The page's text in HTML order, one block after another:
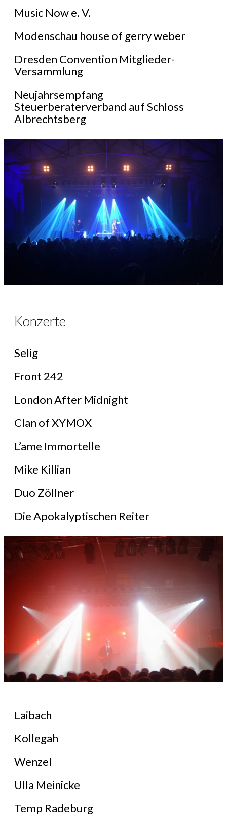
Music Now e. V.
Modenschau house of gerry weber
Dresden Convention Mitglieder-
Versammlung
Neujahrsempfang
Steuerberaterverband auf Schloss
Albrechtsberg
Konzerte
Selig
Front 242
London After Midnight
Clan of XYMOX
L’ame Immortelle
Mike Killian
Duo Zöllner
Die Apokalyptischen Reiter
Laibach
Kollegah
Wenzel
Ulla Meinicke
Temp Radeburg